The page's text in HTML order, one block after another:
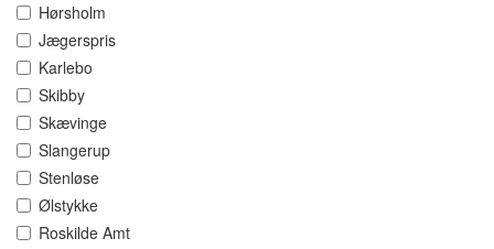
Hørsholm
Jægerspris
Karlebo
Skibby
Skævinge
Slangerup
Stenløse
Ølstykke
Roskilde Amt